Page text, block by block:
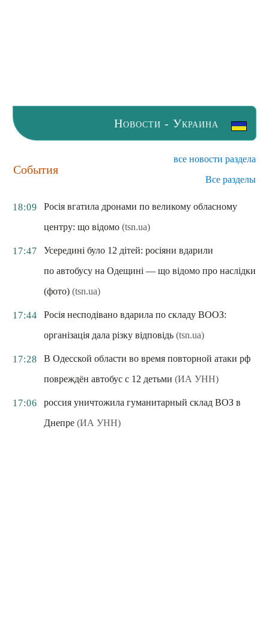
Новости - Украина
События
все новости раздела
Все разделы
18:09
Росія вгатила дронами по великому обласному
центру: що відомо (tsn.ua)
17:47
Усередині було 12 дітей: росіяни вдарили
по автобусу на Одещині — що відомо про наслідки
(фото) (tsn.ua)
17:44
Росія несподівано вдарила по складу ВООЗ:
організація дала різку відповідь (tsn.ua)
17:28
В Одесской области во время повторной атаки рф
повреждён автобус с 12 детьми (ИА УНН)
17:06
россия уничтожила гуманитарный склад ВОЗ в
Днепре (ИА УНН)